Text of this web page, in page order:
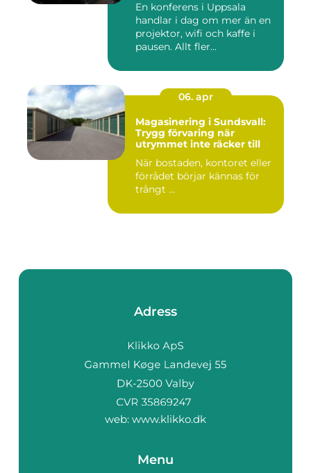
En konferens i Uppsala
handlar i dag om mer än en
projektor, wifi och kaffe i
pausen. Allt fler...
06. apr
Magasinering i Sundsvall:
Trygg förvaring när
utrymmet inte räcker till
När bostaden, kontoret eller
förrådet börjar kännas för
trångt ...
Adress
web: www.klikko.dk
Menu